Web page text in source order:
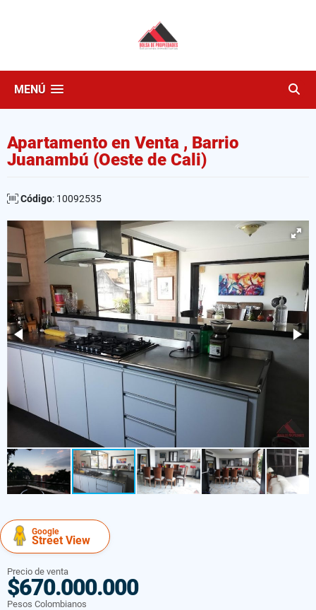
MENÚ
Apartamento en Venta , Barrio
Juanambú (Oeste de Cali)
Código: 10092535
Google
Street View
Precio de venta
$670.000.000
Pesos Colombianos